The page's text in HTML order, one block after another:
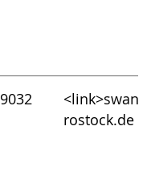
9032
rostock.de